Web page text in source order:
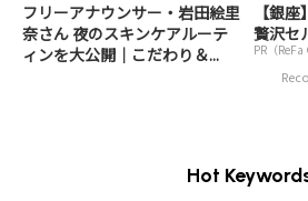
フリーアナウンサー・岩田絵里
奈さん 夜のスキンケアルーテ
ィンを大公開｜こだわり＆...
【銀
贅沢セ
PR（ReFa
Hot